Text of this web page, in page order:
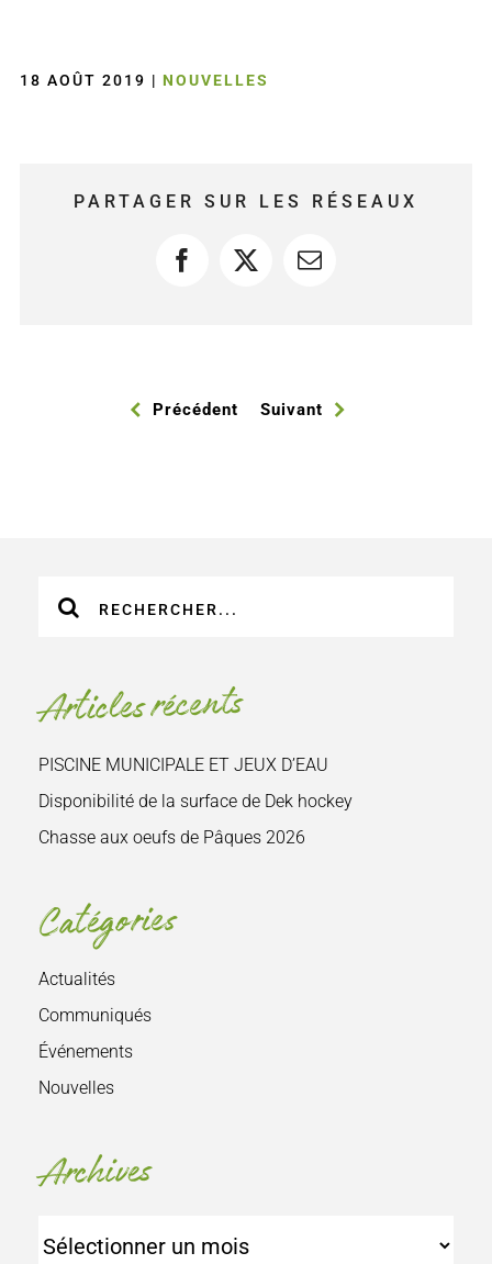
18 AOÛT 2019 | NOUVELLES
PARTAGER SUR LES RÉSEAUX
Facebook
X Courriel
Précédent Suivant
sur
Articles récents
PISCINE MUNICIPALE ET JEUX D’EAU
Disponibilité de la surface de Dek hockey
Chasse aux oeufs de Pâques 2026
Catégories
Actualités
Communiqués
Événements
Nouvelles
Archives